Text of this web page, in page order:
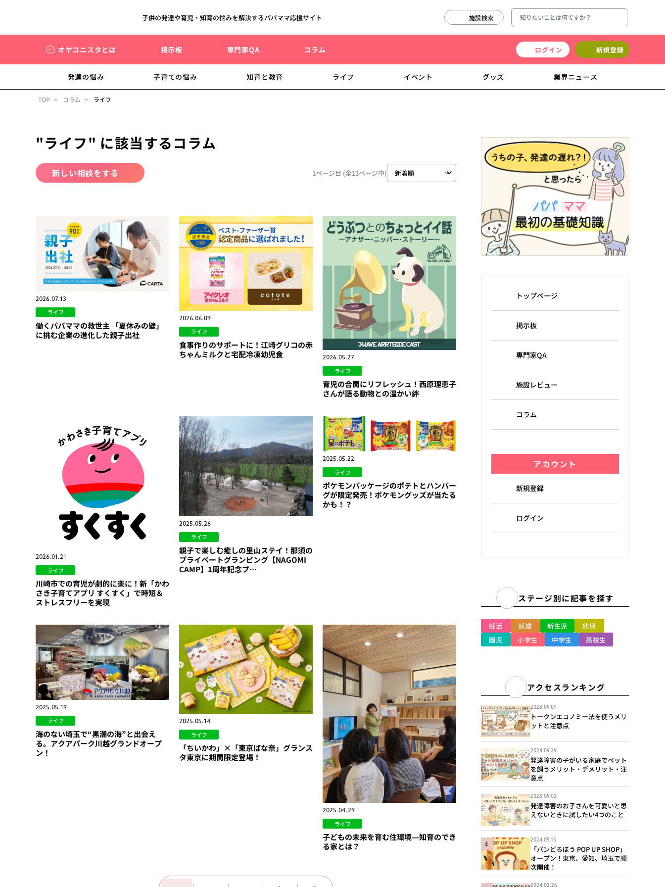
子供の発達や育児・知育の悩みを解決するパパママ応援サイト 施設検索
オヤコニスタとは 掲示板 専門家QA コラム ログイン 新規登録
発達の悩み 子育ての悩み 知育と教育 ライフ イベント グッズ 業界ニュース
TOP コラム ライフ
"ライフ" に該当するコラム
1ページ目 (全13ページ中)
新しい相談をする
2026.07.13
ライフ
働くパパママの救世主 「夏休みの壁」
に挑む企業の進化した親子出社
2026.06.09
ライフ
食事作りのサポートに！江崎グリコの赤
ちゃんミルクと宅配冷凍幼児食
2026.05.27
ライフ
育児の合間にリフレッシュ！西原理恵子
さんが語る動物との温かい絆
2026.01.21
ライフ
川崎市での育児が劇的に楽に！新「かわ
さき子育てアプリ すくすく」で時短＆
ストレスフリーを実現
2025.05.26
ライフ
親子で楽しむ癒しの里山ステイ！那須の
プライベートグランピング【NAGOMI
CAMP】1周年記念プ…
2025.05.22
ライフ
ポケモンパッケージのポテトとハンバー
グが限定発売！ポケモングッズが当たる
かも！？
2025.05.19
ライフ
海のない埼玉で“黒潮の海”と出会え
る。アクアパーク川越グランドオープ
ン！
2025.05.14
ライフ
「ちいかわ」×「東京ばな奈」グランス
タ東京に期間限定登場！
2025.04.29
ライフ
子どもの未来を育む住環境—知育のでき
る家とは？
トップページ
掲示板
専門家QA
施設レビュー
コラム
アカウント
新規登録
ログイン
ステージ別に記事を探す
妊活 妊婦 新生児
幼児
園児
小学生 中学生 高校生
アクセスランキング
2023.09.01
トークンエコノミー法を使うメリ
ットと注意点
2024.09.29
発達障害の子がいる家庭でペット
を飼うメリット・デメリット・注
意点
2023.09.02
発達障害のお子さんを可愛いと思
えないときに試したい4つのこと
2024.05.15
「パンどろぼう POP UP SHOP」
オープン！東京、愛知、埼玉で順
次開催！
2024.02.26